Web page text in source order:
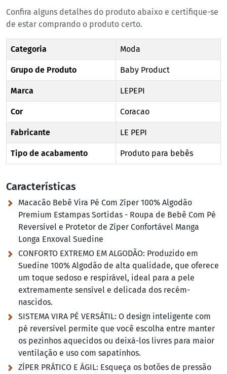
Confira alguns detalhes do produto abaixo e certifique-se
de estar comprando o produto certo.
Categoria Moda
Grupo de Produto Baby Product
Marca LEPEPI
Cor Coracao
Fabricante LE PEPI
Tipo de acabamento Produto para bebês
Características
Macacão Bebê Vira Pé Com Zíper 100% Algodão
Premium Estampas Sortidas - Roupa de Bebê Com Pé
Reversível e Protetor de Zíper Confortável Manga
Longa Enxoval Suedine
CONFORTO EXTREMO EM ALGODÃO: Produzido em
Suedine 100% Algodão de alta qualidade, que oferece
um toque sedoso e respirável, ideal para a pele
extremamente sensível e delicada dos recém-
nascidos.
SISTEMA VIRA PÉ VERSÁTIL: O design inteligente com
pé reversível permite que você escolha entre manter
os pezinhos aquecidos ou deixá-los livres para maior
ventilação e uso com sapatinhos.
ZÍPER PRÁTICO E ÁGIL: Esqueça os botões de pressão